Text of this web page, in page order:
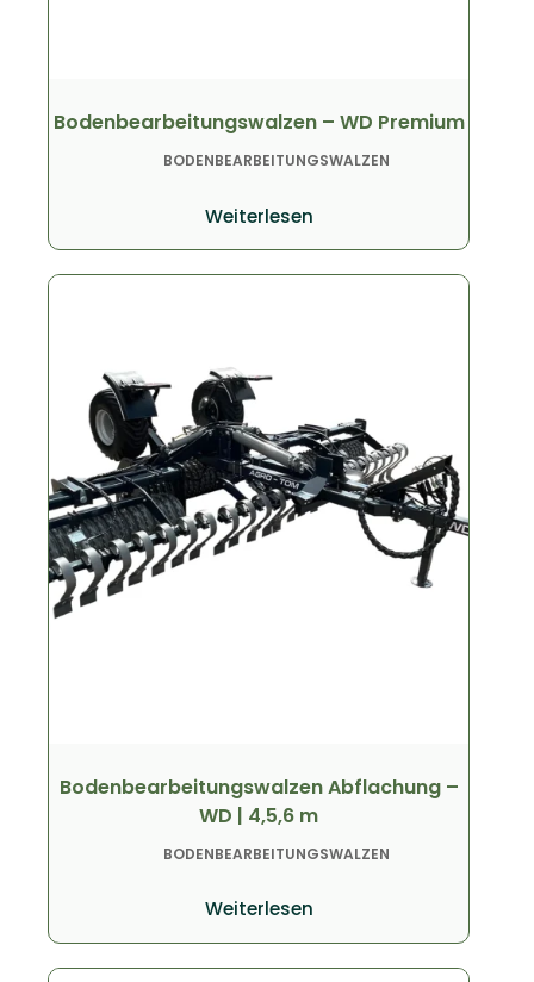
Bodenbearbeitungswalzen – WD Premium
BODENBEARBEITUNGSWALZEN
Weiterlesen
Bodenbearbeitungswalzen Abflachung –
WD | 4,5,6 m
BODENBEARBEITUNGSWALZEN
Weiterlesen